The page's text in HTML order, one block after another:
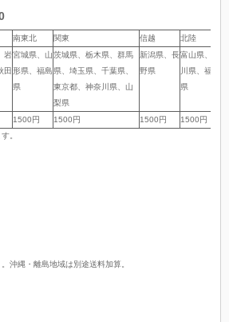
南東北 関東 信越 北陸
岩
田
宮城県、山
形県、福島
県
茨城県、栃木県、群馬
県、埼玉県、千葉県、
東京都、神奈川県、山
梨県
新潟県、長
野県
富山県、石
川県、福井
県
1500円 1500円 1500円 1500円
。
沖縄・離島地域は別途送料加算。